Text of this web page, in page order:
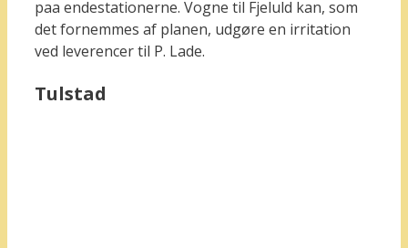
paa endestationerne. Vogne til Fjeluld kan, som
det fornemmes af planen, udgøre en irritation
ved leverencer til P. Lade.
Tulstad